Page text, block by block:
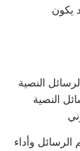
يكون
النصية
النصية
وأداء